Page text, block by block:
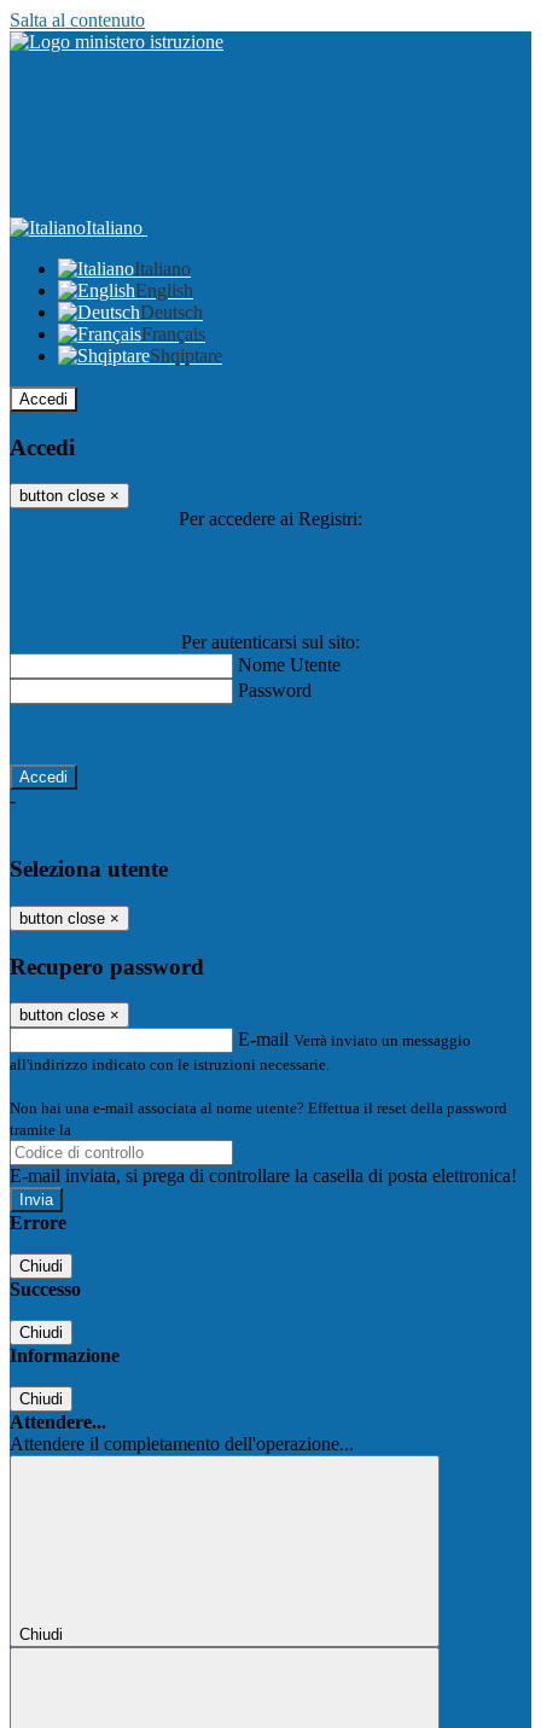
Salta al contenuto
Italiano
Italiano
English
Deutsch
Français
Shqiptare
Accedi
Accedi
button close ×
Per accedere ai Registri:
Per autenticarsi sul sito:
Nome Utente
Password
-
Seleziona utente
button close ×
Recupero password
button close ×
E-mail Verrà inviato un messaggio
all'indirizzo indicato con le istruzioni necessarie.
Non hai una e-mail associata al nome utente? Effettua il reset della password
tramite la
E-mail inviata, si prega di controllare la casella di posta elettronica!
Errore
Chiudi
Successo
Chiudi
Informazione
Chiudi
Attendere...
Attendere il completamento dell'operazione...
Chiudi